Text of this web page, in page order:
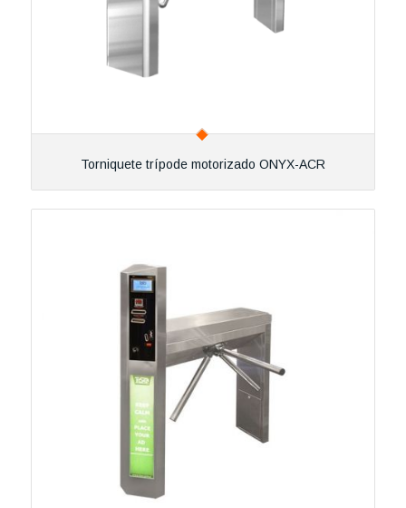
Torniquete trípode motorizado ONYX-ACR